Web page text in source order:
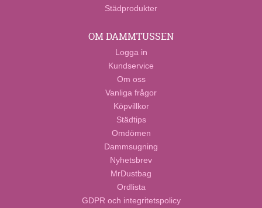
Städprodukter
OM DAMMTUSSEN
Logga in
Kundservice
Om oss
Vanliga frågor
Köpvillkor
Städtips
Omdömen
Dammsugning
Nyhetsbrev
MrDustbag
Ordlista
GDPR och integritetspolicy